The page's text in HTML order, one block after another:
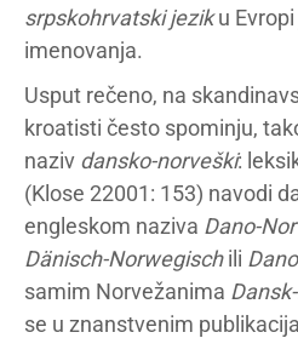
srpskohrvatski jeziku
imenovanja.
Usput rečeno, na
kroatisti često spominju,
naziv dansko-norveški:
(Klose 22001: 153) navodi
engleskom naziva Dano-
Dänisch-Norwegischili
samim Norvežanima
se u znanstvenim